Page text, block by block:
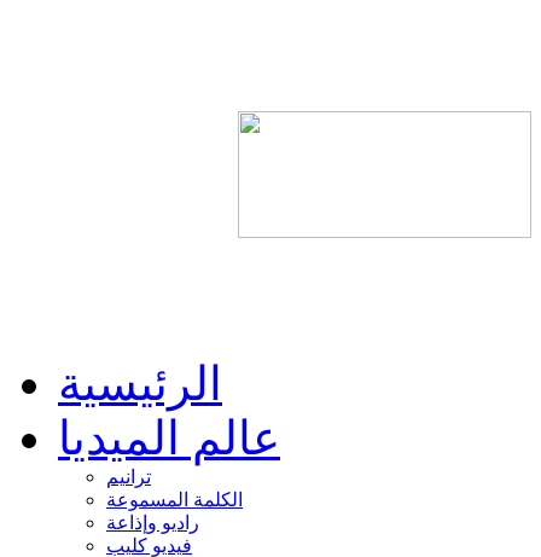
الرئيسية
عالم الميديا
ترانيم
الكلمة المسموعة
راديو وإذاعة
فيديو كليب